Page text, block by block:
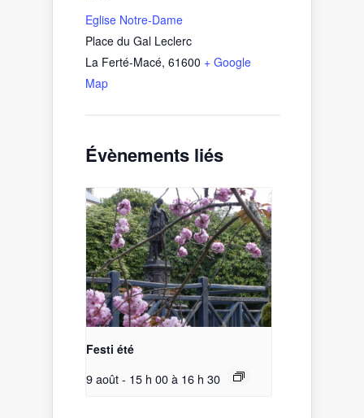
Eglise Notre-Dame
Place du Gal Leclerc
La Ferté-Macé, 61600 + Google
Map
Évènements liés
Festi été
9 août - 15 h 00à 16 h 30